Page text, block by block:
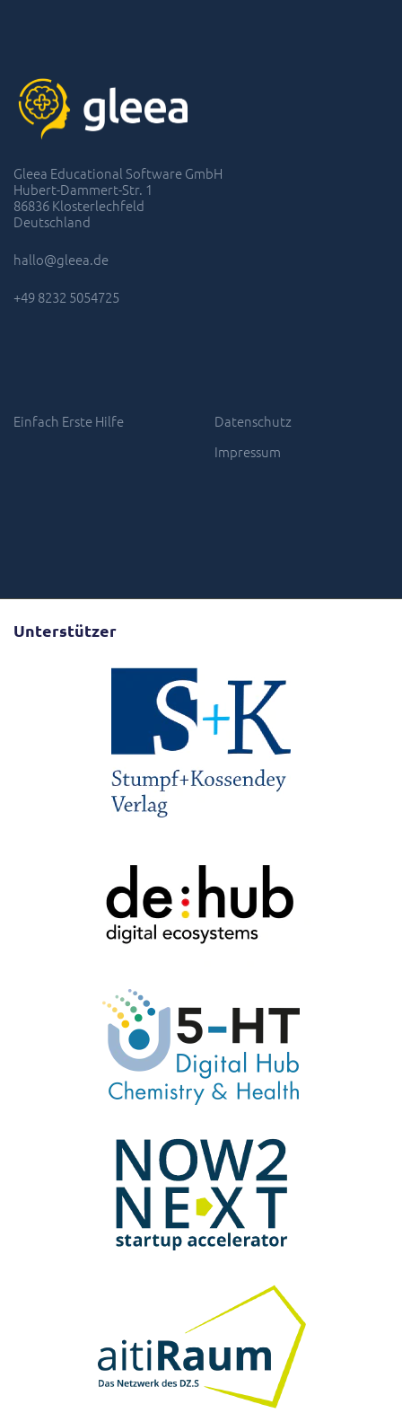
Gleea Educational Software GmbH
Hubert-Dammert-Str. 1
86836 Klosterlechfeld
Deutschland
hallo@gleea.de
+49 8232 5054725
Einfach Erste Hilfe
Datenschutz
Impressum
Unterstützer